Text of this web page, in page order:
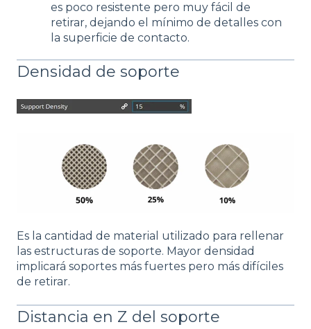
es poco resistente pero muy fácil de
retirar, dejando el mínimo de detalles con
la superficie de contacto.
Densidad de soporte
Es la cantidad de material utilizado para rellenar
las estructuras de soporte. Mayor densidad
implicará soportes más fuertes pero más difíciles
de retirar.
Distancia en Z del soporte